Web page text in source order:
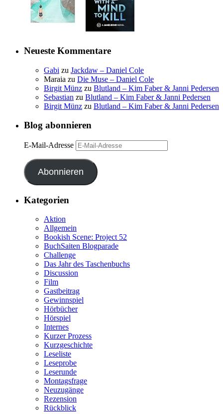
Neueste Kommentare
Gabi zu Jackdaw – Daniel Cole
Maraia zu Die Muse – Daniel Cole
Birgit Münz zu Blutland – Kim Faber & Janni Pedersen
Sebastian zu Blutland – Kim Faber & Janni Pedersen
Birgit Münz zu Blutland – Kim Faber & Janni Pedersen
Blog abonnieren
E-Mail-Adresse
Abonnieren
Kategorien
Aktion
Allgemein
Bookish Scene: Project 52
BuchSaiten Blogparade
Challenge
Das Jahr des Taschenbuchs
Discussion
Film
Gastbeitrag
Gewinnspiel
Hörbücher
Hörspiel
Internes
Kurzer Prozess
Kurzgeschichte
Leseliste
Leseprobe
Leserunde
Montagsfrage
Neuzugänge
Rezension
Rückblick